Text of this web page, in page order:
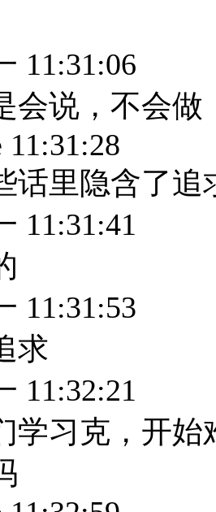
11:31:06
会说，不会做
11:31:28
话里隐含了追
11:31:41
11:31:53
求
11:32:21
学习克，开始